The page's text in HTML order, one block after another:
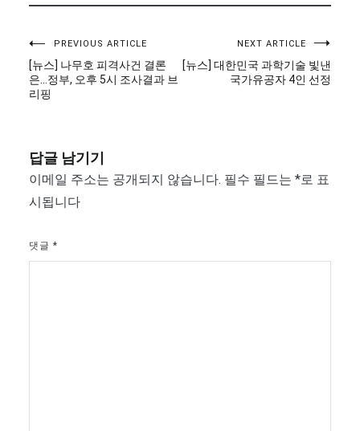
글
탐
색
PREVIOUS ARTICLE
[뉴스] 나무호 피격사건 결론
은…정부, 오후 5시 조사결과 브
리핑
NEXT ARTICLE
[뉴스] 대한민국 과학기술 빛낸
국가유공자 4인 선정
답글 남기기
이메일 주소는 공개되지 않습니다. 필수 필드는 *로 표
시됩니다
댓글 *